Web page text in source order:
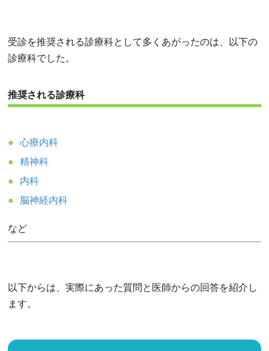
受診を推奨される診療科として多くあがったのは、以下の
診療科でした。
推奨される診療科
心療内科
精神科
内科
脳神経内科
など
以下からは、実際にあった質問と医師からの回答を紹介し
ます。